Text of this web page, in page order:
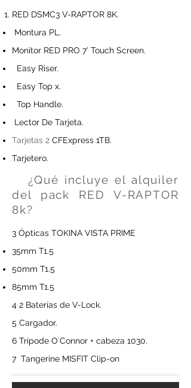
RED DSMC3 V-RAPTOR 8K.
Montura PL.
Monitor RED PRO 7’ Touch Screen.
Easy Riser.
Easy Top x.
Top Handle.
Lector De Tarjeta.
​Tarjetas 2 CFExpress 1TB.
Tarjetero.
¿Qué incluye el alquiler
del pack RED V-RAPTOR
8k?
3 Ópticas TOKINA VISTA PRIME
35mm T1.5
50mm T1.5
85mm T1.5
4 2 Baterías de V-Lock.
5 Cargador.
6 Trípode O`Connor + cabeza 1030.
7 Tangerine MISFIT Clip-on